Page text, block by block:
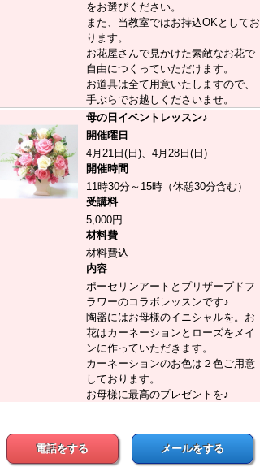
をお選びください。
また、当教室ではお持込OKとしてお
ります。
お花屋さんで見かけた素敵なお花で
自由につくっていただけます。
お道具は全て用意いたしますので、
手ぶらでお越しくださいませ。
母の日イベントレッスン♪
開催曜日
4月21日(日)、4月28日(日)
開催時間
11時30分～15時（休憩30分含む）
受講料
5,000円
材料費
材料費込
内容
ポーセリンアートとプリザーブドフ
ラワーのコラボレッスンです♪
陶器にはお母様のイニシャルを。お
花はカーネーションとローズをメイ
ンに作っていただきます。
カーネーションのお色は２色ご用意
しております。
お母様に最高のプレゼントを♪
電話をする メールをする